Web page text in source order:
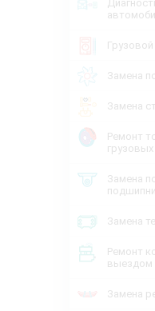
Замена
Замена
Ремонт
Замена
Замена
Ремонт
выездом
Замена